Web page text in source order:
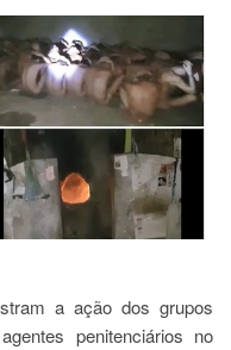
a ação dos grupos
penitenciários no